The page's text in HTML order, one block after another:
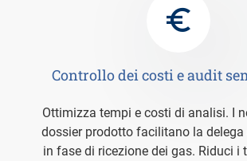
Controllo dei costi e audit
Ottimizza tempi e costi di analisi. I nostri CoA e il
dossier prodotto facilitano la
in fase di ricezione dei gas. Riduci i